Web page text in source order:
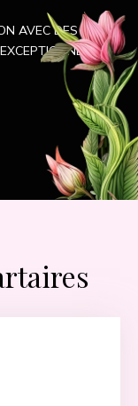
AVEC DES